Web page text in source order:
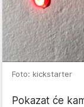
Foto: kickstarter
Pokazat će